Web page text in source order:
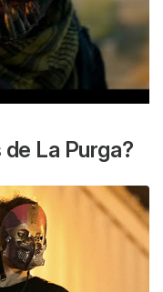
La Purga?